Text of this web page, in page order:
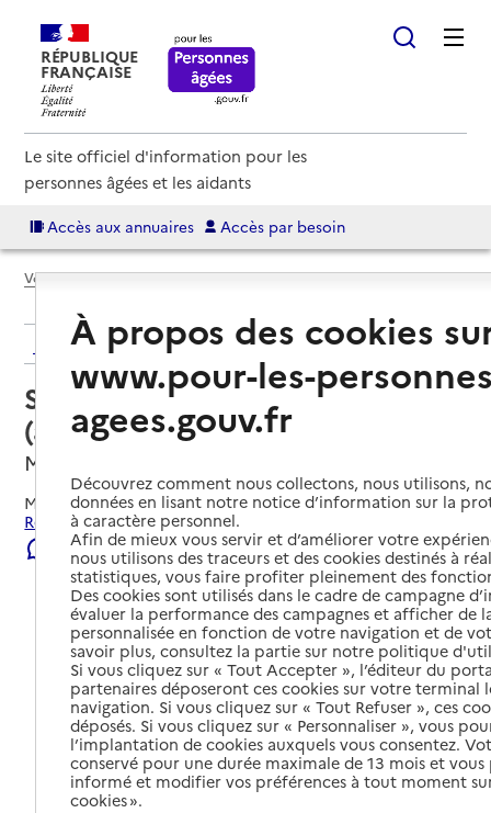
RÉPUBLIQUE
FRANÇAISE
Le site officiel d'information pour les
personnes âgées et les aidants
Accès aux annuaires Accès par besoin
Voir le fil d’Ariane
Retour aux résultats de l'annuaire
Service autonomie à domicile
(aide) – Aidhom
Metz, MOSELLE
Mis à jour le09/08/2026
Rechercher les établissements et services autour de Metz.
Signaler une erreur
À propos des cookies
www.pour-les-
agees.gouv.fr
Découvrez comment nous collectons, nous utilisons,
données en lisant notre notice d’information sur la
à caractère personnel.
Afin de mieux vous servir et d’améliorer votre
nous utilisons des traceurs et des cookies destinés à
statistiques, vous faire profiter pleinement des
Des cookies sont utilisés dans le cadre de campagne
évaluer la performance des campagnes et afficher de
personnalisée en fonction de votre navigation et de
savoir plus, consultez la partie sur notre politique
Si vous cliquez sur « Tout Accepter », l’éditeur du
partenaires déposeront ces cookies sur votre terminal
navigation. Si vous cliquez sur « Tout Refuser », ces
déposés. Si vous cliquez sur « Personnaliser », vous
l’implantation de cookies auxquels vous consentez.
conservé pour une durée maximale de 13 mois et
informé et modifier vos préférences à tout moment
cookies ».